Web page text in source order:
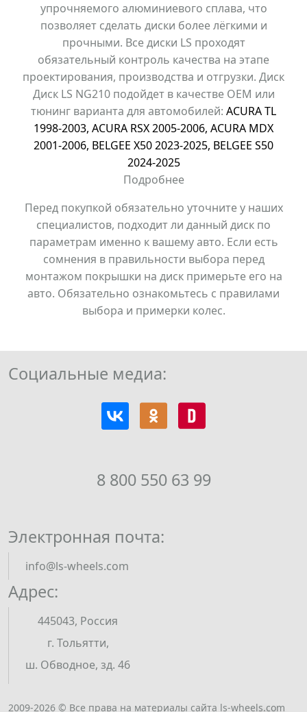
упрочняемого алюминиевого сплава, что
позволяет сделать диски более лёгкими и
прочными. Все диски LS проходят
обязательный контроль качества на этапе
проектирования, производства и отгрузки. Диск
Диск LS NG210 подойдет в качестве OEM или
тюнинг варианта для автомобилей: ACURA TL
1998-2003, ACURA RSX 2005-2006, ACURA MDX
2001-2006, BELGEE X50 2023-2025, BELGEE S50
2024-2025
Подробнее
Перед покупкой обязательно уточните у наших
специалистов, подходит ли данный диск по
параметрам именно к вашему авто. Если есть
сомнения в правильности выбора перед
монтажом покрышки на диск примерьте его на
авто. Обязательно ознакомьтесь с правилами
выбора и примерки колес.
Адрес:
445043, Россия
г. Тольятти,
ш. Обводное, зд. 46
8 800 550 63 99
Электронная почта:
info@ls-wheels.com
Социальные медиа:
2009-2026 © Все права на материалы сайта ls-wheels.com